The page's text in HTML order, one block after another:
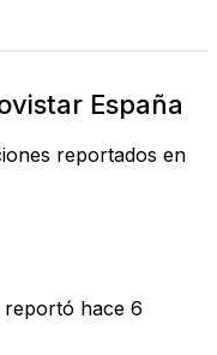
España
reportados en
reportó hace 6